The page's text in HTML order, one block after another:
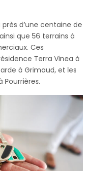
près d’une centaine de
que 56 terrains à
Ces
Terra Vinea à
à Grimaud, et les
Pourrières.